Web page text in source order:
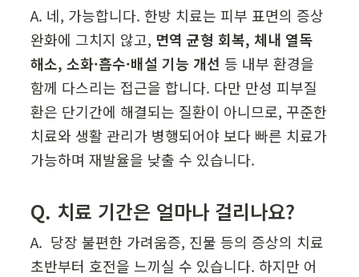
A. 네, 가능합니다. 한방 치료는 피부 표면의 증상
완화에 그치지 않고, 면역 균형 회복, 체내 열독
해소, 소화·흡수·배설 기능 개선 등 내부 환경을
함께 다스리는 접근을 합니다. 다만 만성 피부질
환은 단기간에 해결되는 질환이 아니므로, 꾸준한
치료와 생활 관리가 병행되어야 보다 빠른 치료가
가능하며 재발율을 낮출 수 있습니다.
Q. 치료 기간은 얼마나 걸리나요?
A.  당장 불편한 가려움증, 진물 등의 증상의 치료
초반부터 호전을 느끼실 수 있습니다. 하지만 어